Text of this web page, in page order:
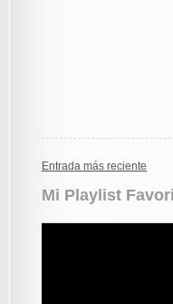
Entrada más reciente
Mi Playlist